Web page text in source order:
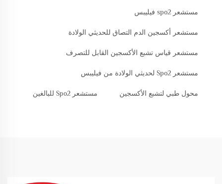
مستشعر spo2 فيليبس
مستشعر أكسجين الدم التصاق للحديثي الولادة
مستشعر قياس تشبع الأكسجين القابل للتصرف
مستشعر Spo2 لحديثي الولادة من فيليبس
محول طبي لتشبع الأكسجين مستشعر Spo2 للبالغين